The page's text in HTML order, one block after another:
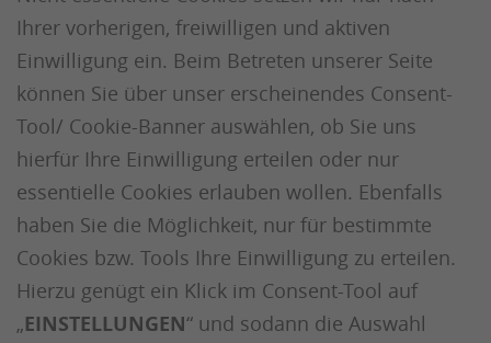
Ihrer vorherigen, freiwilligen und aktiven
Einwilligung ein. Beim Betreten unserer Seite
können Sie über unser erscheinendes Consent-
Tool/ Cookie-Banner auswählen, ob Sie uns
hierfür Ihre Einwilligung erteilen oder nur
essentielle Cookies erlauben wollen. Ebenfalls
haben Sie die Möglichkeit, nur für bestimmte
Cookies bzw. Tools Ihre Einwilligung zu erteilen.
Hierzu genügt ein Klick im Consent-Tool auf
„EINSTELLUNGEN“ und sodann die Auswahl